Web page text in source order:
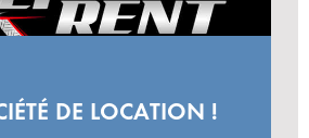
DE LOCATION !